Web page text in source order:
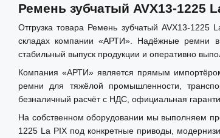
Ремень зубчатый AVX13-1225
Отгрузка товара Ремень зубчатый AVX13-
складах компании «АРТИ». Надёжные ремни в
стабильный выпуск продукции и оперативно
Компания «АРТИ» является прямым
ремни для тяжёлой промышленности,
безналичный расчёт с НДС, официальная
На собственном оборудовании мы выполняем
1225 La PIX под конкретные приводы,